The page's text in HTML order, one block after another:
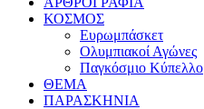
ΚΟΣΜΟΣ
Ευρωμπάσκετ
Ολυμπιακοί Αγώνες
Παγκόσμιο Κύπελλο
ΘΕΜΑ
ΠΑΡΑΣΚΗΝΙΑ